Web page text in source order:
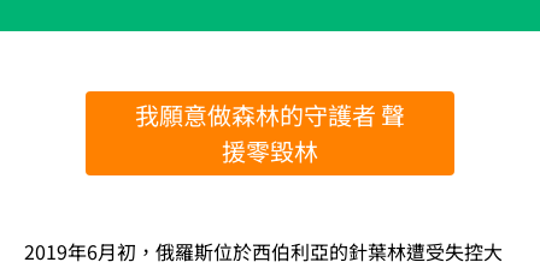
我願意做森林的守護者 聲
援零毀林
2019年6月初，俄羅斯位於西伯利亞的針葉林遭受失控大